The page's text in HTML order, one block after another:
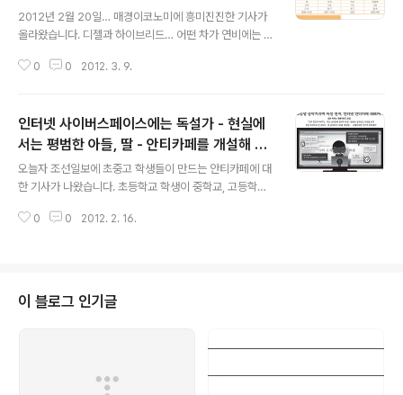
유리 - 우리나라 사람들에게는 하이브리드가
정답이 아닐까?
2012년 2월 20일… 매경이코노미에 흥미진진한 기사가
올라왔습니다. 디젤과 하이브리드… 어떤 차가 연비에는 더
는 타의 추종을 불허한다고 생각합니다. 아래 비교된 자동
리터당 무려 29.2km나 됩니다. 일본에서는 이미 프리우
스C(35km/liter)와 프리우스 PHV(61km/liter)를 출시
하여 괴물같은 연비를 자랑하고 있습니다. 기름값도 올라
가는데 지금처럼 비싼 돈을 길거리에 쏟지 않도록 하이브
리드 자동차로 차를 바꾸어볼까… 싶은 생각을 틈틈히 하고
있는데요. 최근 출시된 자동차들이 모두 좋은 연비를 보여
0 0 2012. 3. 9.
인터넷 사이버스페이스에는 독설가 - 현실에
서는 평범한 아들, 딸 - 안티카페를 개설해 왕
따를 만드는 철없는 행동이 사회를 더 물들게
해
오늘자 조선일보에 초중고 학생들이 만드는 안티카페에 대
한 기사가 나왔습니다. 초등학교 학생이 중학교, 고등학교
을 왕따 시키려고 만드는 경우가 더 많았습니다. 이와 관련
합니다. 어찌 보면 스트레스 해소라고 생각할 수 있지만, 이
것이 어떤 사상에 영향을 미쳐 사회적 문제로 커질 수 있을
육도 중요하겠지만, 가정에서의 인성교육 또한 중요합니
0 0 2012. 2. 16.
이 블로그 인기글